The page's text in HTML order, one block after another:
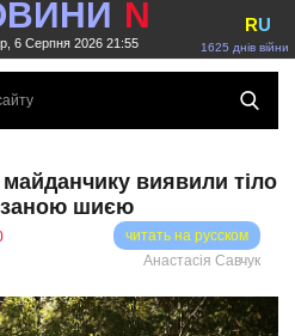
N
6 Серпня 2026 21:55 1625 днів війни
RU
виявили тіло
шиєю
читать на русском
Анастасія Савчук